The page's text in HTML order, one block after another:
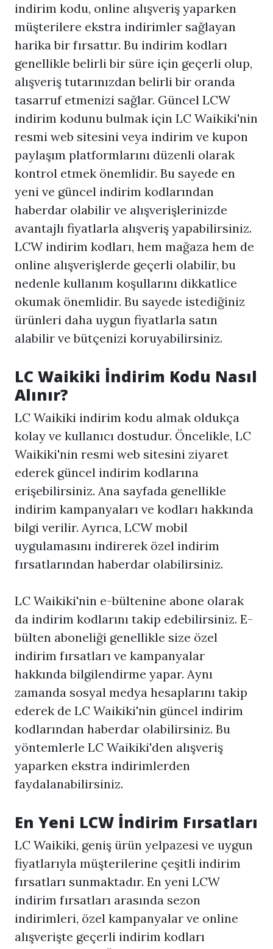
indirim kodu, online alışveriş yaparken
müşterilere ekstra indirimler sağlayan
harika bir fırsattır. Bu indirim kodları
genellikle belirli bir süre için geçerli olup,
alışveriş tutarınızdan belirli bir oranda
tasarruf etmenizi sağlar. Güncel LCW
indirim kodunu bulmak için LC Waikiki'nin
resmi web sitesini veya indirim ve kupon
paylaşım platformlarını düzenli olarak
kontrol etmek önemlidir. Bu sayede en
yeni ve güncel indirim kodlarından
haberdar olabilir ve alışverişlerinizde
avantajlı fiyatlarla alışveriş yapabilirsiniz.
LCW indirim kodları, hem mağaza hem de
online alışverişlerde geçerli olabilir, bu
nedenle kullanım koşullarını dikkatlice
okumak önemlidir. Bu sayede istediğiniz
ürünleri daha uygun fiyatlarla satın
alabilir ve bütçenizi koruyabilirsiniz.
LC Waikiki İndirim Kodu Nasıl
Alınır?
LC Waikiki indirim kodu almak oldukça
kolay ve kullanıcı dostudur. Öncelikle, LC
Waikiki'nin resmi web sitesini ziyaret
ederek güncel indirim kodlarına
erişebilirsiniz. Ana sayfada genellikle
indirim kampanyaları ve kodları hakkında
bilgi verilir. Ayrıca, LCW mobil
uygulamasını indirerek özel indirim
fırsatlarından haberdar olabilirsiniz.
LC Waikiki'nin e-bültenine abone olarak
da indirim kodlarını takip edebilirsiniz. E-
bülten aboneliği genellikle size özel
indirim fırsatları ve kampanyalar
hakkında bilgilendirme yapar. Aynı
zamanda sosyal medya hesaplarını takip
ederek de LC Waikiki'nin güncel indirim
kodlarından haberdar olabilirsiniz. Bu
yöntemlerle LC Waikiki'den alışveriş
yaparken ekstra indirimlerden
faydalanabilirsiniz.
En Yeni LCW İndirim Fırsatları
LC Waikiki, geniş ürün yelpazesi ve uygun
fiyatlarıyla müşterilerine çeşitli indirim
fırsatları sunmaktadır. En yeni LCW
indirim fırsatları arasında sezon
indirimleri, özel kampanyalar ve online
alışverişte geçerli indirim kodları